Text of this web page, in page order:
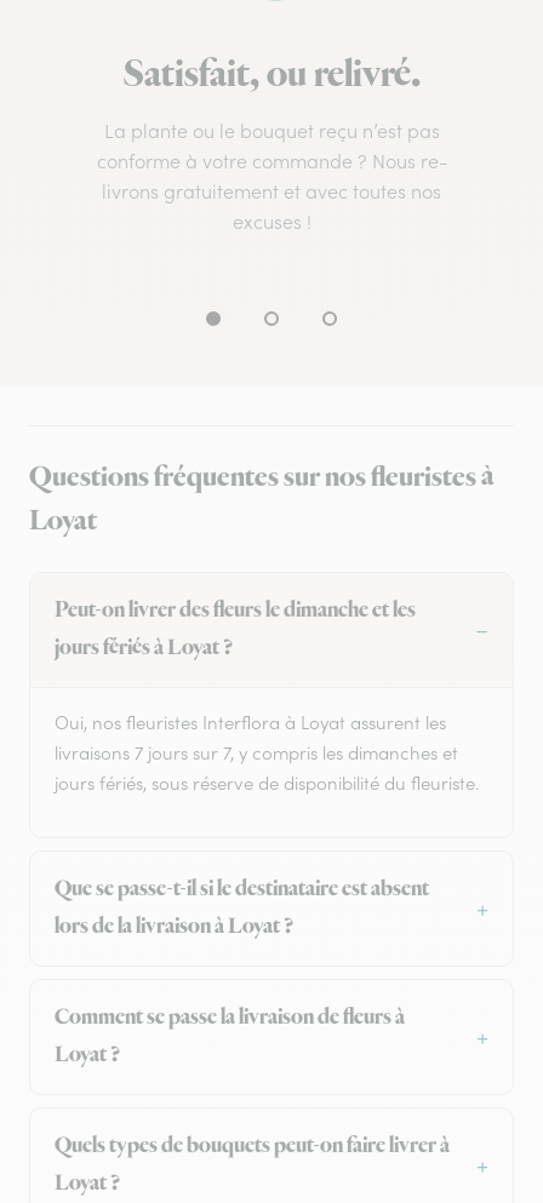
Satisfait, ou relivré.
La plante ou le bouquet reçu n’est pas
conforme à votre commande ? Nous re-
livrons gratuitement et avec toutes nos
excuses !
Questions fréquentes sur nos fleuristes à
Loyat
Peut-on livrer des fleurs le dimanche et les
jours fériés à Loyat ?
Oui, nos fleuristes Interflora à Loyat assurent les
livraisons 7 jours sur 7, y compris les dimanches et
jours fériés, sous réserve de disponibilité du fleuriste.
Que se passe-t-il si le destinataire est absent
lors de la livraison à Loyat ?
Comment se passe la livraison de fleurs à
Loyat ?
Quels types de bouquets peut-on faire livrer à
Loyat ?